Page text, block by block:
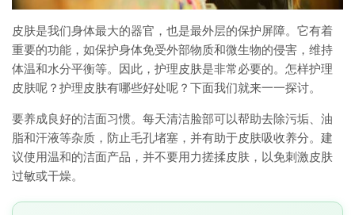
皮肤是我们身体最大的器官，也是最外层的保护屏障。它有着
重要的功能，如保护身体免受外部物质和微生物的侵害，维持
体温和水分平衡等。因此，护理皮肤是非常必要的。怎样护理
皮肤呢？护理皮肤有哪些好处呢？下面我们就来一一探讨。
要养成良好的洁面习惯。每天清洁脸部可以帮助去除污垢、油
脂和汗液等杂质，防止毛孔堵塞，并有助于皮肤吸收养分。建
议使用温和的洁面产品，并不要用力搓揉皮肤，以免刺激皮肤
过敏或干燥。